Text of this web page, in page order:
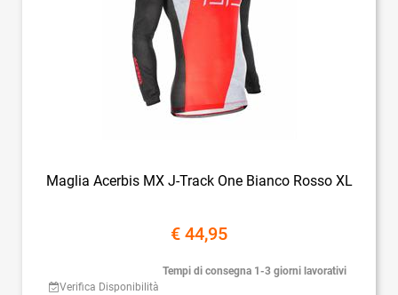
Maglia Acerbis MX J-Track One Bianco Rosso XL
€ 44,95
Verifica Disponibilità
Tempi di consegna 1-3 giorni lavorativi